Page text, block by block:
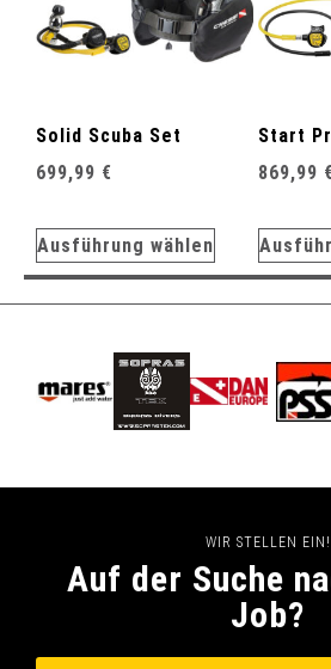
Solid Scuba Set
699,99 €
Ausführung wählen
Start
869,99 €
WIR STELLEN EIN!
Auf der Suche
Job?